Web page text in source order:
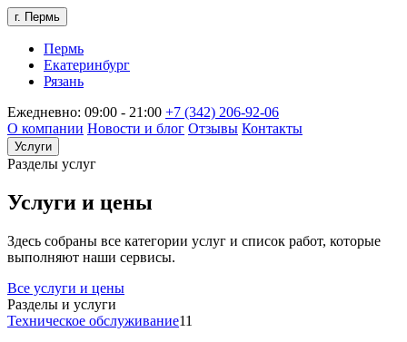
г. Пермь
Пермь
Екатеринбург
Рязань
Ежедневно: 09:00 - 21:00 +7 (342) 206-92-06
О компании Новости и блог Отзывы Контакты
Услуги
Разделы услуг
Услуги и цены
Здесь собраны все категории услуг и список работ, которые
выполняют наши сервисы.
Все услуги и цены
Разделы и услуги
Техническое обслуживание11